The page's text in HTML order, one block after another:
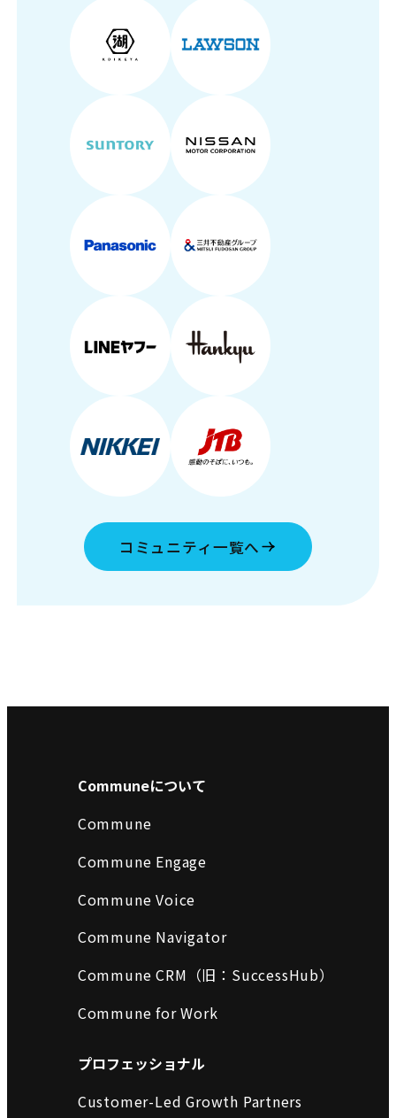
コミュニティ一覧へ
Communeについて
Commune
Commune Engage
Commune Voice
Commune Navigator
Commune CRM（旧：SuccessHub）
Commune for Work
プロフェッショナル
Customer-Led Growth Partners